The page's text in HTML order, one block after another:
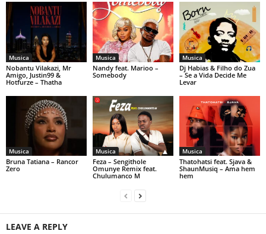
Musica
Nobantu Vilakazi, Mr
Amigo, Justin99 &
Hotfurze – Thatha
Musica
Nandy feat. Marioo –
Somebody
Musica
Dj Habias & Filho do Zua
– Se a Vida Decide Me
Levar
Musica
Bruna Tatiana – Rancor
Zero
Musica
Feza – Sengithole
Omunye Remix feat.
Chulumanco M
Musica
Thatohatsi feat. Sjava &
ShaunMusiq – Ama hem
hem
LEAVE A REPLY